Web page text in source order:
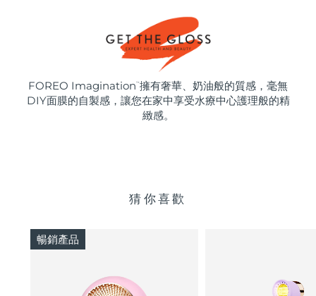
FOREO Imagination ™ 擁有奢華、奶油般的質感，毫無
DIY面膜的自製感，讓您在家中享受水療中心護理般的精
緻感。
猜你喜歡
暢銷產品